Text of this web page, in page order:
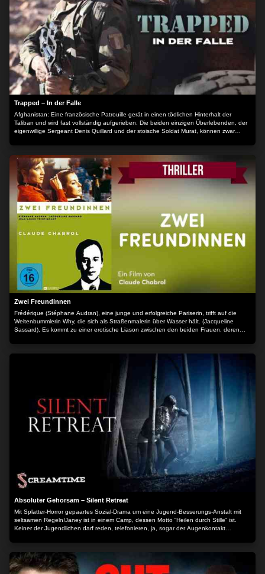
Trapped – In der Falle
Afghanistan: Eine französische Patrouille gerät in einen tödlichen Hinterhalt der
Taliban und wird fast vollständig aufgerieben. Die beiden einzigen Überlebenden, der
eigenwillige Sergeant Denis Quillard und der stoische Soldat Murat, können zwar
allein auf sich gestellt. Auf seiner Flucht entdeckt er einen verlassenen, voll beladenen
Laster mit Heroin. Sein Problem: Eine alte russische Landmine, auf der er steht –
einen Schritt weiter und es ist aus. Die Zeit läuft, denn die Taliban sind ihm dicht auf
den Fersen. Der Inhalt wird bereitgestellt von: PLAION PICTURES GmbH, Lochhamer
Str. 9, 82152 Planegg/München
Zwei Freundinnen
Frédérique (Stéphane Audran), eine junge und erfolgreiche Pariserin, trifft auf die
Weltenbummlerin Why, die sich als Straßenmalerin über Wasser hält. (Jacqueline
Sassard). Es kommt zu einer erotische Liason zwischen den beiden Frauen, deren
Absoluter Gehorsam – Silent Retreat
Mit Splatter-Horror gepaartes Sozial-Drama um eine Jugend-Besserungs-Anstalt mit
seltsamen Regeln!Janey ist in einem Camp, dessen Motto “Heilen durch Stille” ist.
Keiner der Jugendlichen darf reden, telefonieren, ja, sogar der Augenkontakt
Doktor, der jeglichen Zuwiderhandlungen mit strikten Strafen nachgeht. Dass er die
Frauen per Gehirnwäsche zu absolutem Gehorsam manipulieren will, wird schnell klar.
Außerdem lauert in den umgebenden Wäldern ein merkwürdiges Wesen, das denen,
die sich gegen die Regeln auflehnen, einen kleinen Besuch abstattet. Der Inhalt wird